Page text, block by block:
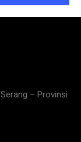
– Provinsi